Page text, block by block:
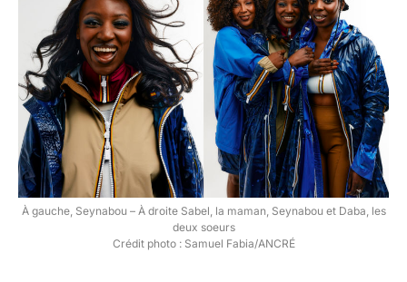
À gauche, Seynabou – À droite Sabel, la maman, Seynabou et Daba, les
deux soeurs
Crédit photo : Samuel Fabia/ANCRÉ